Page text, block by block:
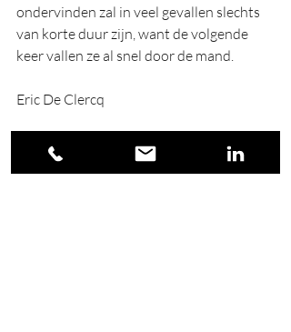
ondervinden zal in veel gevallen slechts
van korte duur zijn, want de volgende
keer vallen ze al snel door de mand.
Eric De Clercq